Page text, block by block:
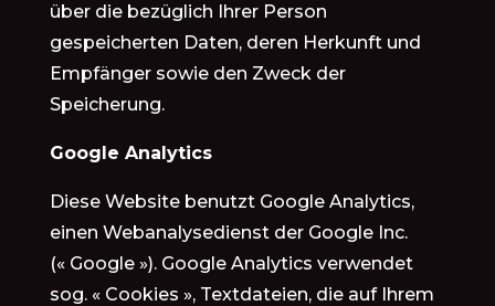
über die bezüglich Ihrer Person
gespeicherten Daten, deren Herkunft und
Empfänger sowie den Zweck der
Speicherung.
Google Analytics
Diese Website benutzt Google Analytics,
einen Webanalysedienst der Google Inc.
(« Google »). Google Analytics verwendet
sog. « Cookies », Textdateien, die auf Ihrem